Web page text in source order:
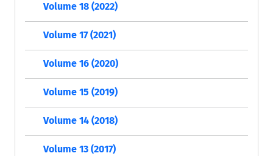
Volume 18 (2022)
Volume 17 (2021)
Volume 16 (2020)
Volume 15 (2019)
Volume 14 (2018)
Volume 13 (2017)